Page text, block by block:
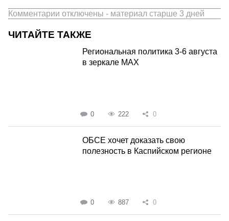
Комментарии отключены - материал старше 3 дней
ЧИТАЙТЕ ТАКЖЕ
Региональная политика 3-6 августа
в зеркале MAX
0 222 0
ОБСЕ хочет доказать свою
полезность в Каспийском регионе
0 887 0